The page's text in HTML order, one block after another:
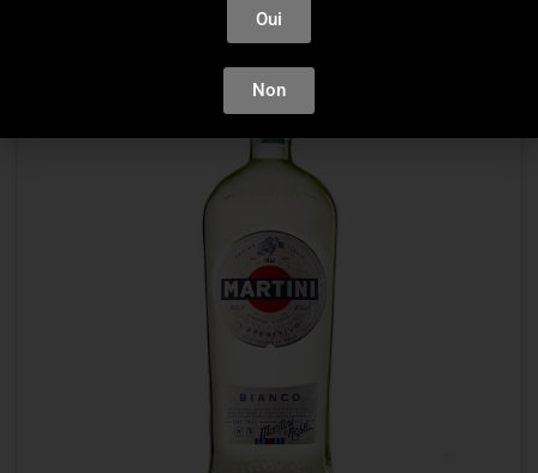
Oui
Non